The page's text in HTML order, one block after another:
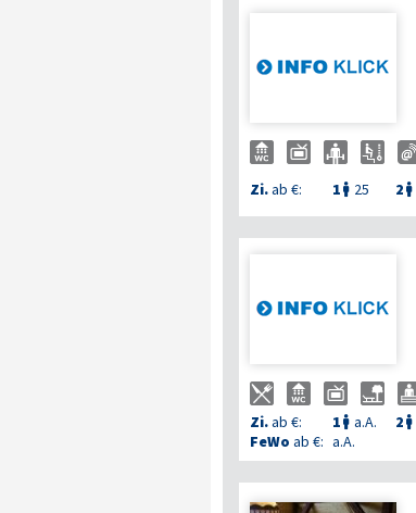
Zi.ab €: 1  25 2 
Zi.ab €: 1  a.A. 2 
FeWo ab €: a.A.